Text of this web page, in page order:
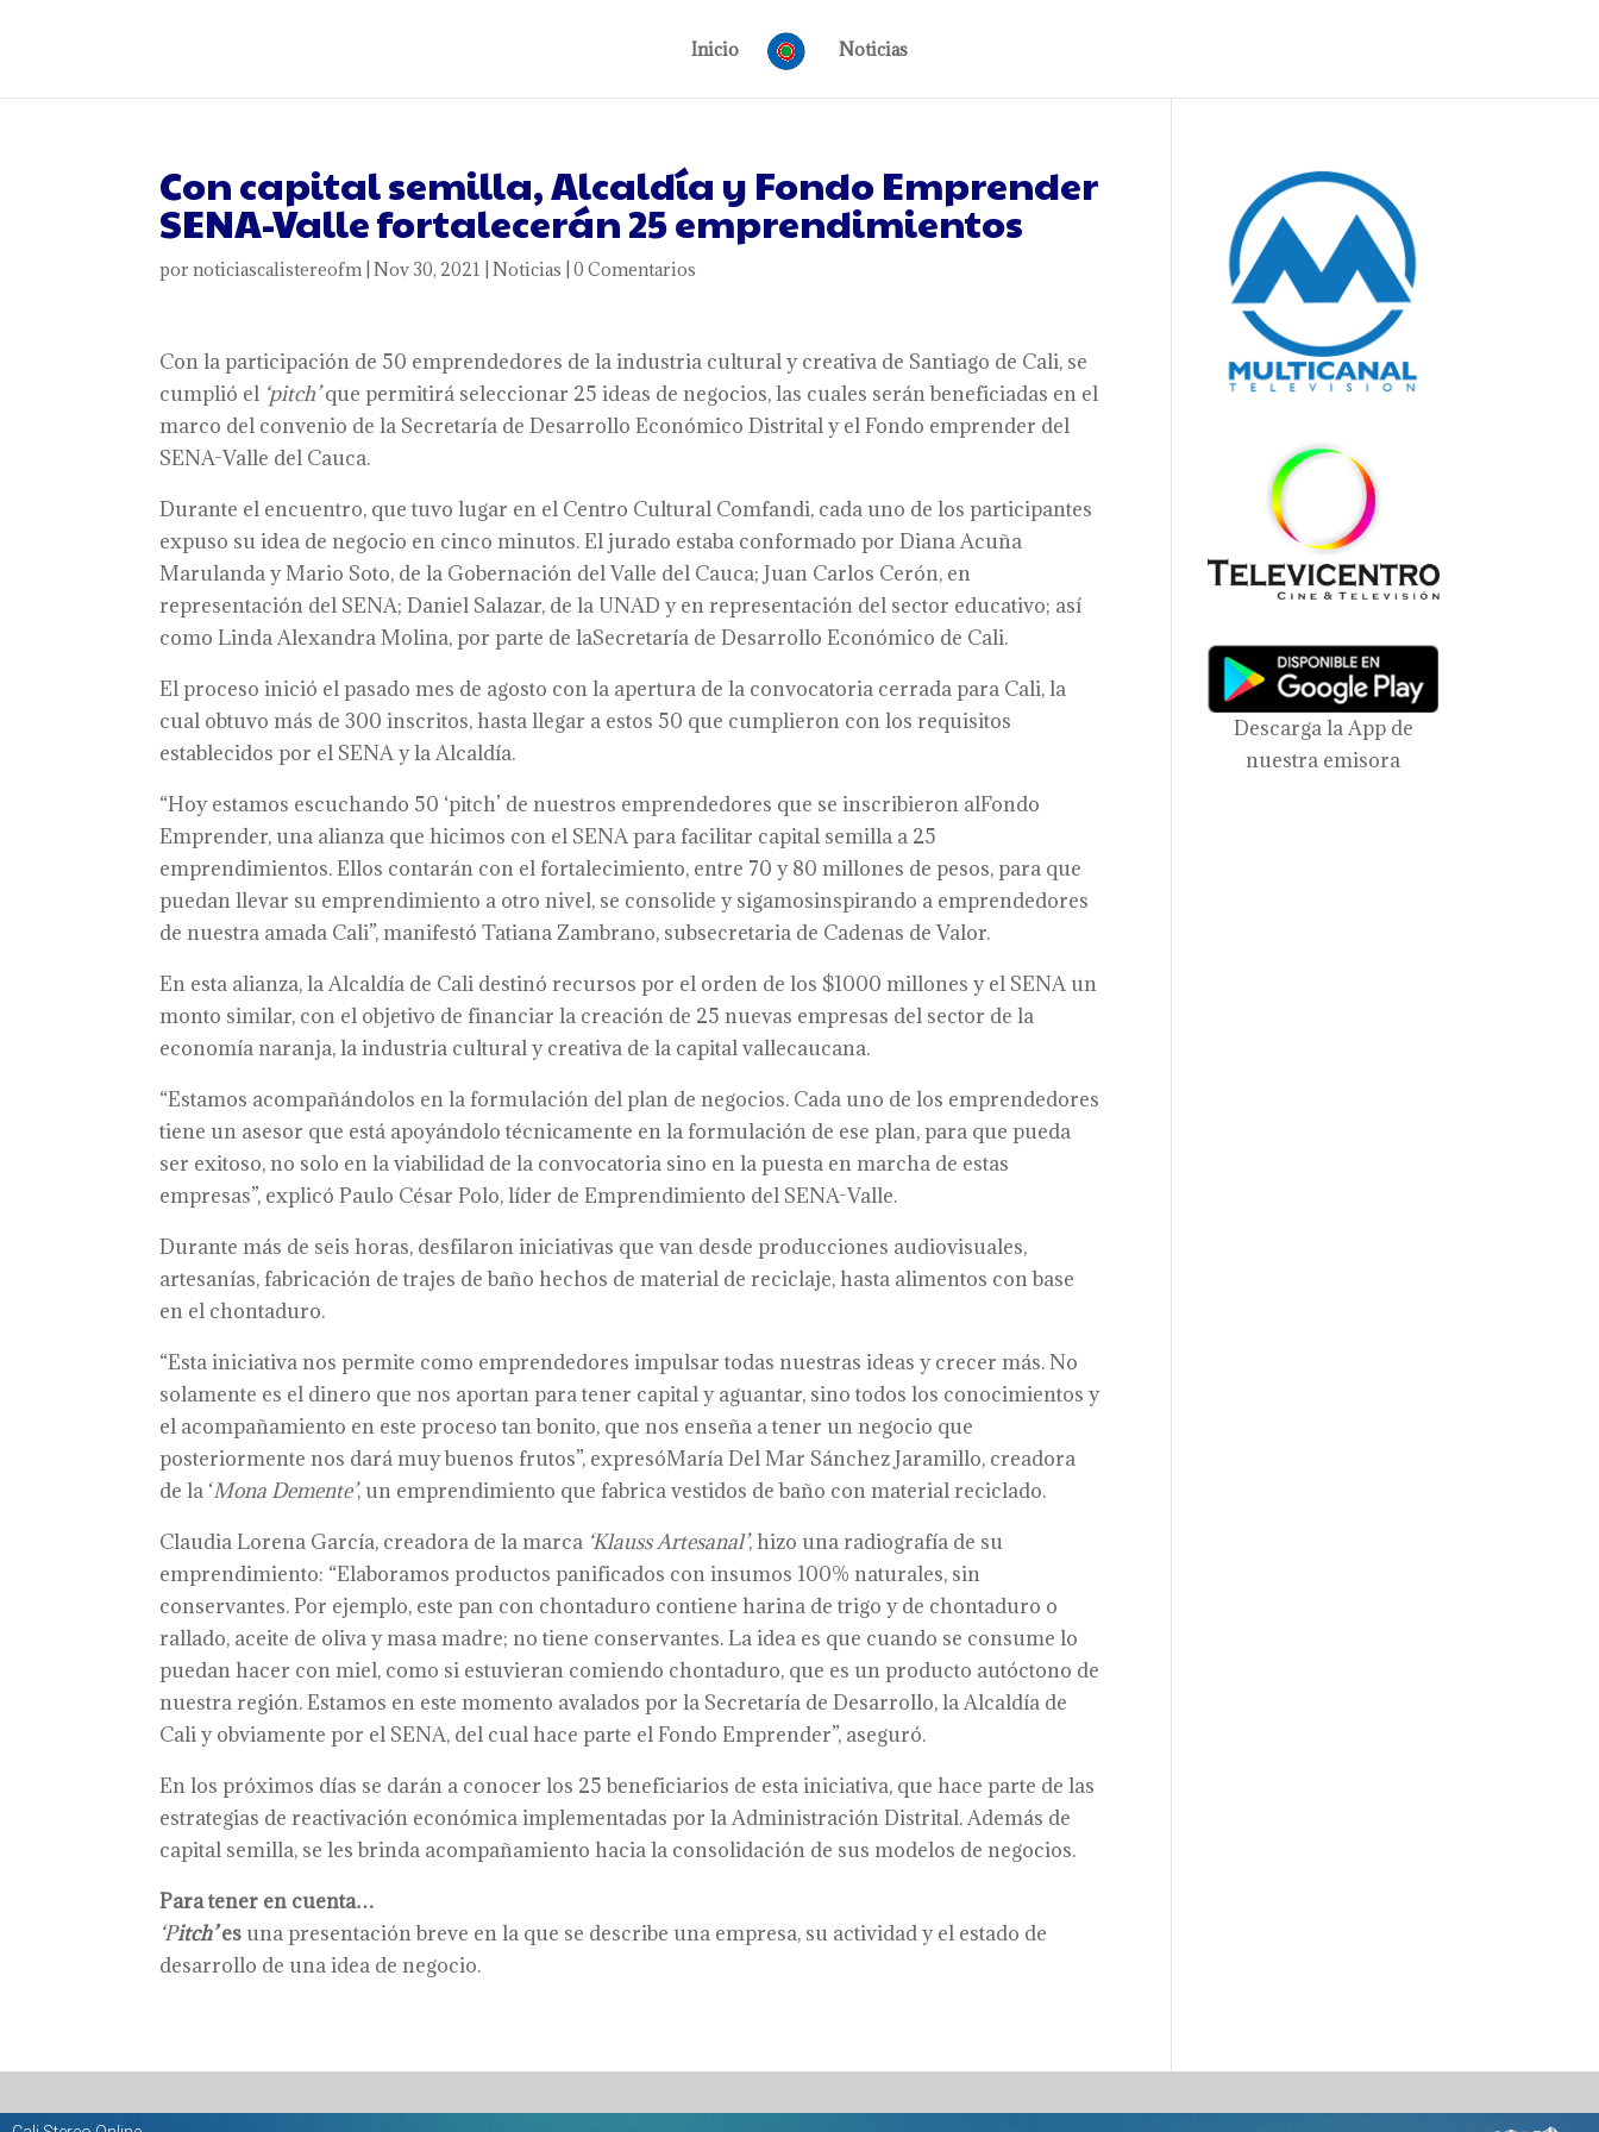
Inicio Noticias
Con capital semilla, Alcaldía y Fondo Emprender
SENA-Valle fortalecerán 25 emprendimientos
pornoticiascalistereofm|Nov 30, 2021 |Noticias |0 Comentarios
Con la participación de 50 emprendedores de la industria cultural y creativa de Santiago de Cali, se
cumplió el ‘pitch’que permitirá seleccionar 25 ideas de negocios, las cuales serán beneficiadas en el
marco del convenio de la Secretaría de Desarrollo Económico Distrital y el Fondo emprender del
SENA-Valle del Cauca.
Durante el encuentro, que tuvo lugar en el Centro Cultural Comfandi, cada uno de los participantes
expuso su idea de negocio en cinco minutos. El jurado estaba conformado por Diana Acuña
Marulanda y Mario Soto, de la Gobernación del Valle del Cauca; Juan Carlos Cerón, en
representación del SENA; Daniel Salazar, de la UNAD y en representación del sector educativo; así
como Linda Alexandra Molina, por parte de laSecretaría de Desarrollo Económico de Cali.
El proceso inició el pasado mes de agosto con la apertura de la convocatoria cerrada para Cali, la
cual obtuvo más de 300 inscritos, hasta llegar a estos 50 que cumplieron con los requisitos
establecidos por el SENA y la Alcaldía.
“Hoy estamos escuchando 50 ‘pitch’ de nuestros emprendedores que se inscribieron alFondo
Emprender, una alianza que hicimos con el SENA para facilitar capital semilla a 25
emprendimientos. Ellos contarán con el fortalecimiento, entre 70 y 80 millones de pesos, para que
puedan llevar su emprendimiento a otro nivel, se consolide y sigamosinspirando a emprendedores
de nuestra amada Cali”, manifestó Tatiana Zambrano, subsecretaria de Cadenas de Valor.
En esta alianza, la Alcaldía de Cali destinó recursos por el orden de los $1000 millones y el SENA un
monto similar, con el objetivo de financiar la creación de 25 nuevas empresas del sector de la
economía naranja, la industria cultural y creativa de la capital vallecaucana.
“Estamos acompañándolos en la formulación del plan de negocios. Cada uno de los emprendedores
tiene un asesor que está apoyándolo técnicamente en la formulación de ese plan, para que pueda
ser exitoso, no solo en la viabilidad de la convocatoria sino en la puesta en marcha de estas
empresas”, explicó Paulo César Polo, líder de Emprendimiento del SENA-Valle.
Durante más de seis horas, desfilaron iniciativas que van desde producciones audiovisuales,
artesanías, fabricación de trajes de baño hechos de material de reciclaje, hasta alimentos con base
en el chontaduro.
“Esta iniciativa nos permite como emprendedores impulsar todas nuestras ideas y crecer más. No
solamente es el dinero que nos aportan para tener capital y aguantar, sino todos los conocimientos y
el acompañamiento en este proceso tan bonito, que nos enseña a tener un negocio que
posteriormente nos dará muy buenos frutos”, expresóMaría Del Mar Sánchez Jaramillo, creadora
de la ‘Mona Demente’, un emprendimiento que fabrica vestidos de baño con material reciclado.
Claudia Lorena García, creadora de la marca ‘Klauss Artesanal’, hizo una radiografía de su
emprendimiento: “Elaboramos productos panificados con insumos 100% naturales, sin
conservantes. Por ejemplo, este pan con chontaduro contiene harina de trigo y de chontaduro o
rallado, aceite de oliva y masa madre; no tiene conservantes. La idea es que cuando se consume lo
puedan hacer con miel, como si estuvieran comiendo chontaduro, que es un producto autóctono de
nuestra región. Estamos en este momento avalados por la Secretaría de Desarrollo, la Alcaldía de
Cali y obviamente por el SENA, del cual hace parte el Fondo Emprender”, aseguró.
En los próximos días se darán a conocer los 25 beneficiarios de esta iniciativa, que hace parte de las
estrategias de reactivación económica implementadas por la Administración Distrital. Además de
capital semilla, se les brinda acompañamiento hacia la consolidación de sus modelos de negocios.
Para tener en cuenta…
‘Pitch’esuna presentación breve en la que se describe una empresa, su actividad y el estado de
desarrollo de una idea de negocio.
Descarga la App de
nuestra emisora